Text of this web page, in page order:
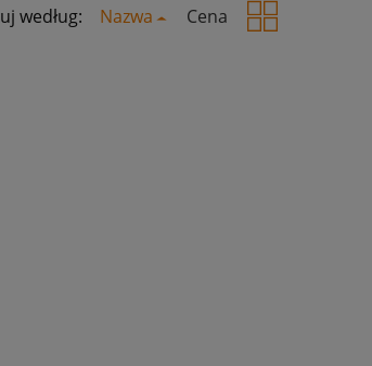
według: Nazwa Cena